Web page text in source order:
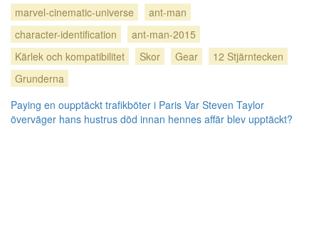
marvel-cinematic-universe
ant-man
character-identification
ant-man-2015
Kärlek och kompatibilitet
Skor Gear
12 Stjärntecken
Grunderna
Paying en oupptäckt trafikböter i Paris Var Steven Taylor
överväger hans hustrus död innan hennes affär blev upptäckt?